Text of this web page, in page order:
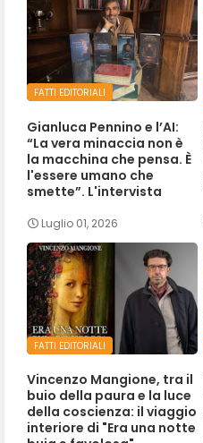
FATTI EDITORIALI
Gianluca Pennino e l’AI:
“La vera minaccia non è
la macchina che pensa. È
l'essere umano che
smette”. L'intervista
Luglio 01, 2026
FATTI EDITORIALI
Vincenzo Mangione, tra il
buio della paura e la luce
della coscienza: il viaggio
interiore di "Era una notte